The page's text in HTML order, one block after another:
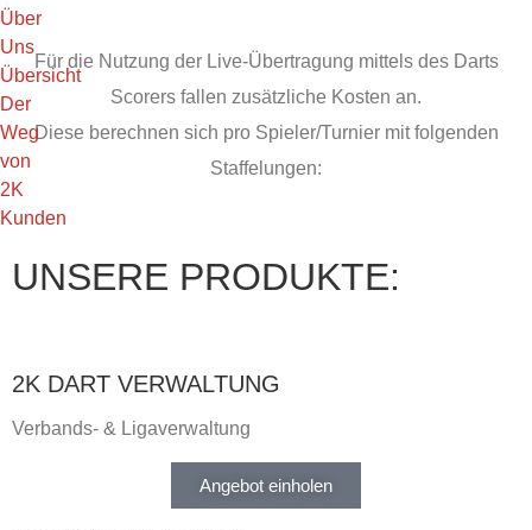
Über
Uns
Übersicht
Der
Weg
von
2K
Kunden
Für die Nutzung der Live-Übertragung mittels des Darts
Scorers fallen zusätzliche Kosten an.
Diese berechnen sich pro Spieler/Turnier mit folgenden
Staffelungen:
UNSERE PRODUKTE:
2K DART VERWALTUNG
Verbands- & Ligaverwaltung​
Angebot einholen